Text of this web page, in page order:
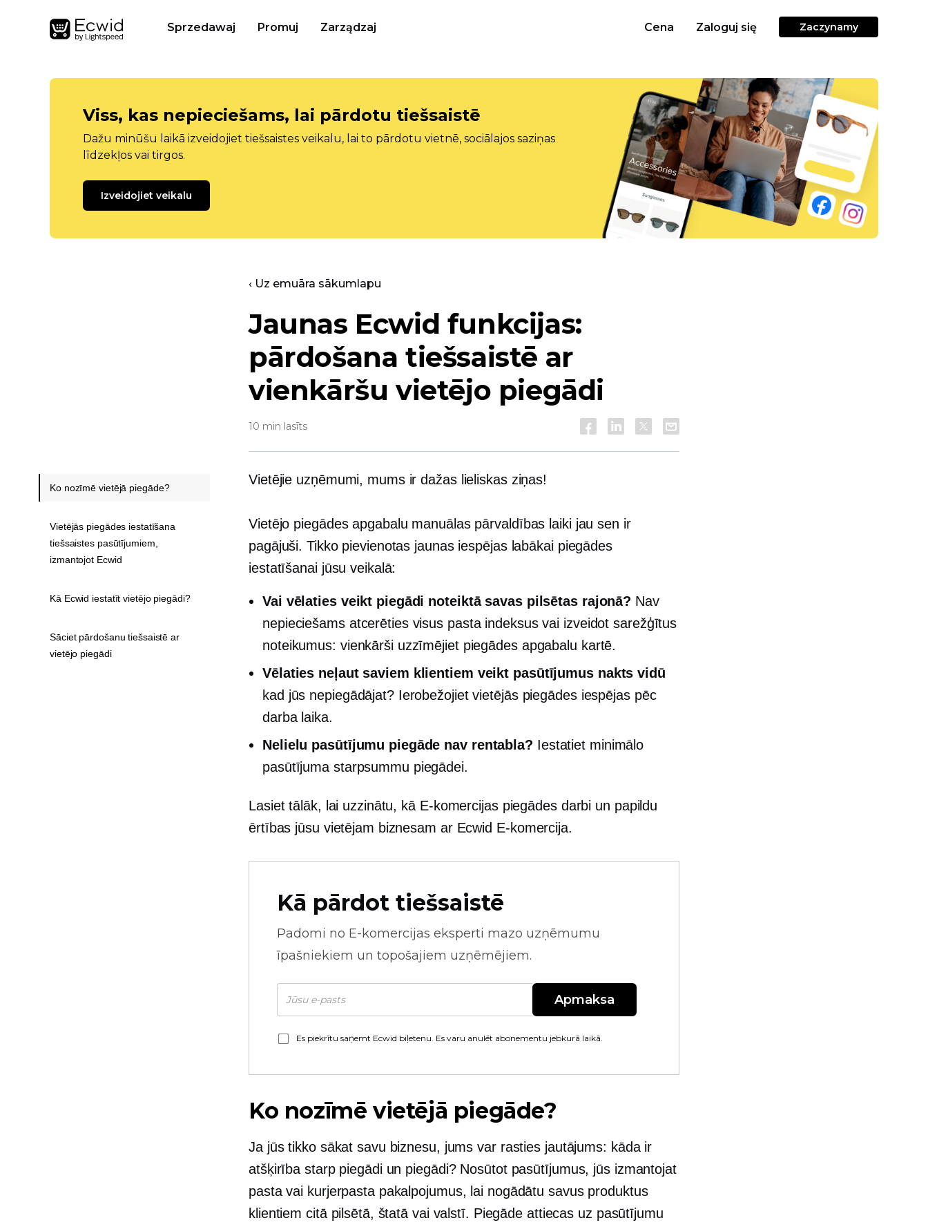
Sprzedawaj Promuj Zarządzaj Cena Zaloguj się Zaczynamy
Viss, kas nepieciešams, lai pārdotu tiešsaistē
Dažu minūšu laikā izveidojiet tiešsaistes veikalu, lai to pārdotu vietnē, sociālajos saziņas
līdzekļos vai tirgos.
Izveidojiet veikalu
‹ Uz emuāra sākumlapu
Jaunas Ecwid funkcijas:
pārdošana tiešsaistē ar
vienkāršu vietējo piegādi
10 min lasīts
Vietējie uzņēmumi, mums ir dažas lieliskas ziņas!
Vietējo piegādes apgabalu manuālas pārvaldības laiki jau sen ir
pagājuši. Tikko pievienotas jaunas iespējas labākai piegādes
iestatīšanai jūsu veikalā:
Vai vēlaties veikt piegādi noteiktā savas pilsētas rajonā? Nav
nepieciešams atcerēties visus pasta indeksus vai izveidot sarežģītus
noteikumus: vienkārši uzzīmējiet piegādes apgabalu kartē.
Vēlaties neļaut saviem klientiem veikt pasūtījumus nakts vidū
kad jūs nepiegādājat? Ierobežojiet vietējās piegādes iespējas pēc
darba laika.
Nelielu pasūtījumu piegāde nav rentabla? Iestatiet minimālo
pasūtījuma starpsummu piegādei.
Lasiet tālāk, lai uzzinātu, kā E-komercijaspiegādes darbi un papildu
ērtības jūsu vietējam biznesam ar Ecwid E-komercija.
Kā pārdot tiešsaistē
Padomi no E-komercijas eksperti mazo uzņēmumu
īpašniekiem un topošajiem uzņēmējiem.
Apmaksa
Es piekrītu saņemt Ecwid biļetenu. Es varu anulēt abonementu jebkurā laikā.
Ko nozīmē vietējā piegāde?
Ja jūs tikko sākat savu biznesu, jums var rasties jautājums: kāda ir
atšķirība starp piegādi un piegādi? Nosūtot pasūtījumus, jūs izmantojat
pasta vai kurjerpasta pakalpojumus, lai nogādātu savus produktus
klientiem citā pilsētā, štatā vai valstī. Piegāde attiecas uz pasūtījumu
Ko nozīmē vietējā piegāde?
Vietējās piegādes iestatīšana
tiešsaistes pasūtījumiem,
izmantojot Ecwid
Kā Ecwid iestatīt vietējo piegādi?
Sāciet pārdošanu tiešsaistē ar
vietējo piegādi